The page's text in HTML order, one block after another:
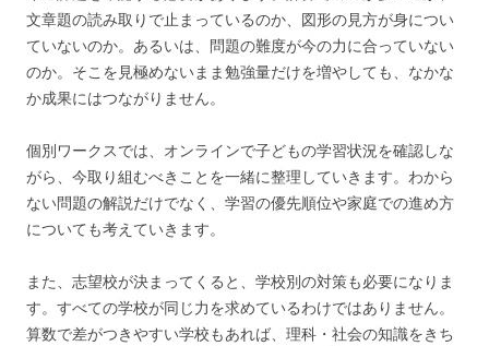
文章題の読み取りで止まっているのか、図形の見方が身につい
ていないのか。あるいは、問題の難度が今の力に合っていない
のか。そこを見極めないまま勉強量だけを増やしても、なかな
か成果にはつながりません。
個別ワークスでは、オンラインで子どもの学習状況を確認しな
がら、今取り組むべきことを一緒に整理していきます。わから
ない問題の解説だけでなく、学習の優先順位や家庭での進め方
についても考えていきます。
また、志望校が決まってくると、学校別の対策も必要になりま
す。すべての学校が同じ力を求めているわけではありません。
算数で差がつきやすい学校もあれば、理科・社会の知識をきち